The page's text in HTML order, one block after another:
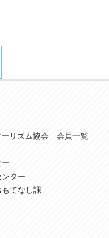
ーリズム協会 会員一覧
ター
てなし課